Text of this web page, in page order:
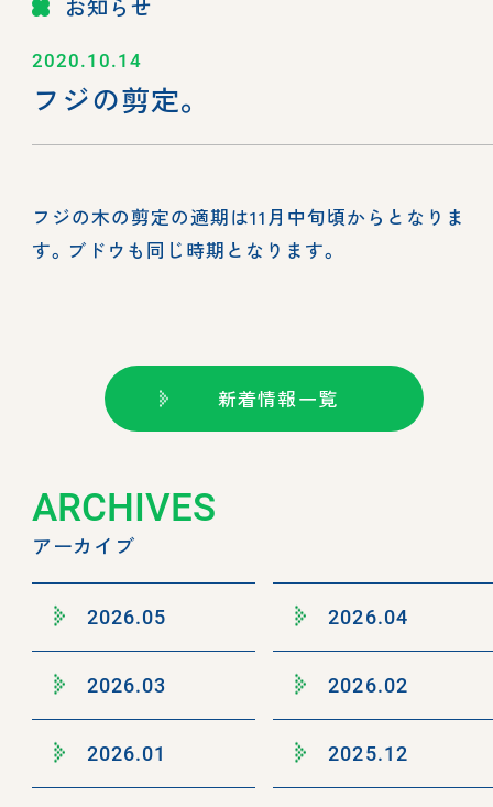
お知らせ
2020.10.14
フジの剪定。
フジの木の剪定の適期は11月中旬頃からとなりま
す。ブドウも同じ時期となります。
新着情報一覧
ARCHIVES
アーカイブ
2026.05 2026.04
2026.03 2026.02
2026.01 2025.12